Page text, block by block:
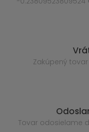
Zakúpený tovar
Tovar odosielame